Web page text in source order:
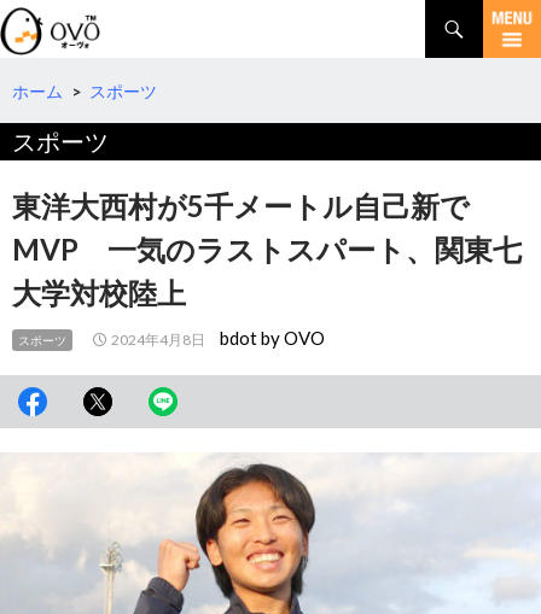
検
索
コ
テ
へ
移
動
ホーム > スポーツ
スポーツ
東洋大西村が5千メートル自己新で
MVP 一気のラストスパート、関東七
大学対校陸上
スポーツ 2024年4月8日 bdot by OVO